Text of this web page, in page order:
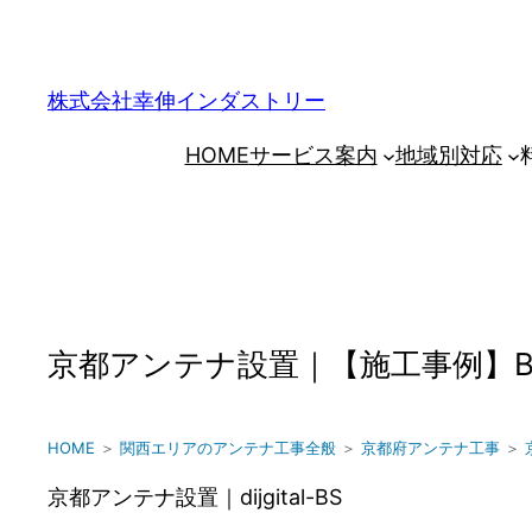
株式会社幸伸インダストリー
HOMEサービス案内 地域別対応
京都アンテナ設置｜【施工事例
HOME ＞ 関西エリアのアンテナ工事全般 ＞ 京都府アンテナ工事 ＞
京都アンテナ設置｜dijgital-BS